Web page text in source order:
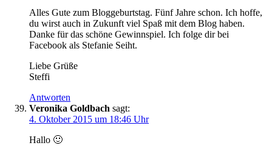
Alles Gute zum Bloggeburtstag. Fünf Jahre schon. Ich hoffe,
du wirst auch in Zukunft viel Spaß mit dem Blog haben.
Danke für das schöne Gewinnspiel. Ich folge dir bei
Facebook als Stefanie Seiht.
Liebe Grüße
Steffi
Antworten
Veronika Goldbach sagt:
4. Oktober 2015 um 18:46 Uhr
Hallo 🙂